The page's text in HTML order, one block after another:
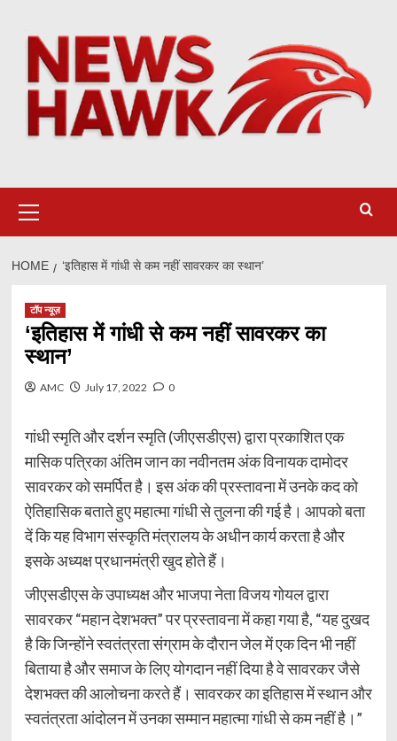
content
Menu
HOME ‘इतिहास में गांधी से कम नहीं सावरकर का स्थान’
टॉप न्यूज़
‘इतिहास में गांधी से कम नहीं सावरकर का
स्थान’
AMC July 17, 2022 0
गांधी स्मृति और दर्शन स्मृति (जीएसडीएस) द्वारा प्रकाशित एक
मासिक पत्रिका अंतिम जान का नवीनतम अंक विनायक दामोदर
सावरकर को समर्पित है। इस अंक की प्रस्तावना में उनके कद को
ऐतिहासिक बताते हुए महात्मा गांधी से तुलना की गई है। आपको बता
दें कि यह विभाग संस्कृति मंत्रालय के अधीन कार्य करता है और
इसके अध्यक्ष प्रधानमंत्री खुद होते हैं।
जीएसडीएस के उपाध्यक्ष और भाजपा नेता विजय गोयल द्वारा
सावरकर “महान देशभक्त” पर प्रस्तावना में कहा गया है, “यह दुखद
है कि जिन्होंने स्वतंत्रता संग्राम के दौरान जेल में एक दिन भी नहीं
बिताया है और समाज के लिए योगदान नहीं दिया है वे सावरकर जैसे
देशभक्त की आलोचना करते हैं। सावरकर का इतिहास में स्थान और
स्वतंत्रता आंदोलन में उनका सम्मान महात्मा गांधी से कम नहीं है।”